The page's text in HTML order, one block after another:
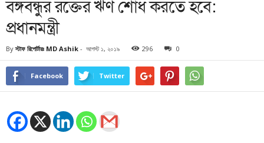
বঙ্গবন্ধুর রক্তের ঋণ শোধ করতে হবে:
প্রধানমন্ত্রী
By স্টাফ রিপোর্টারঃ MD Ashik - আগস্ট ১, ২০১৯ 296 0
Facebook Twitter